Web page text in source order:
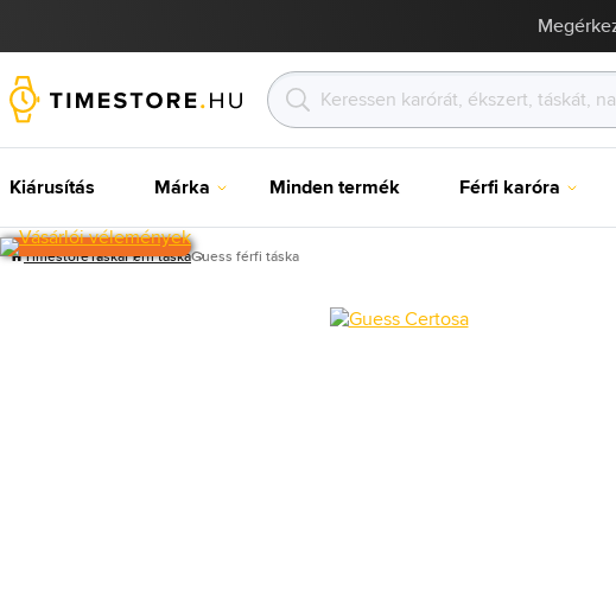
Kiárusítás Márka Minden termék Férfi karóra
TimestoreTáskaFérfi táskaGuess férfi táska